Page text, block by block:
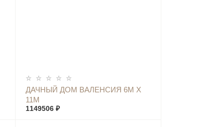
ДАЧНЫЙ ДОМ ВАЛЕНСИЯ 6М Х
11М
1149506 ₽
КУПИТЬ